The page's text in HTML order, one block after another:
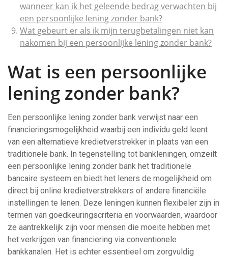
wanneer kan ik het geleende bedrag verwachten bij
een persoonlijke lening zonder bank?
Wat gebeurt er als ik mijn terugbetalingen niet kan
nakomen bij een persoonlijke lening zonder bank?
Wat is een persoonlijke
lening zonder bank?
Een persoonlijke lening zonder bank verwijst naar een
financieringsmogelijkheid waarbij een individu geld leent
van een alternatieve kredietverstrekker in plaats van een
traditionele bank. In tegenstelling tot bankleningen, omzeilt
een persoonlijke lening zonder bank het traditionele
bancaire systeem en biedt het leners de mogelijkheid om
direct bij online kredietverstrekkers of andere financiële
instellingen te lenen. Deze leningen kunnen flexibeler zijn in
termen van goedkeuringscriteria en voorwaarden, waardoor
ze aantrekkelijk zijn voor mensen die moeite hebben met
het verkrijgen van financiering via conventionele
bankkanalen. Het is echter essentieel om zorgvuldig